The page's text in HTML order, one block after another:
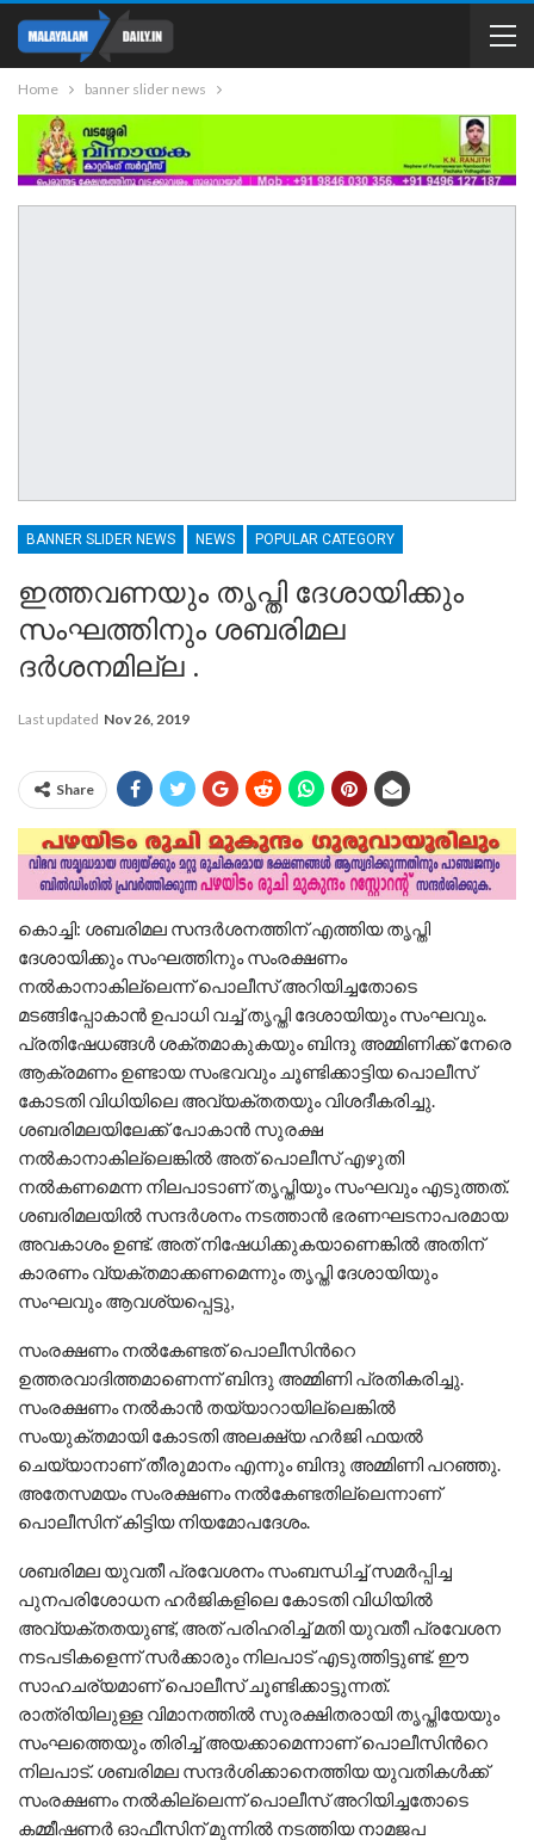
Home banner slider news
BANNER SLIDER NEWS NEWS POPULAR CATEGORY
ഇത്തവണയും തൃപ്തി ദേശായിക്കും
സംഘത്തിനും ശബരിമല
ദര്‍ശനമില്ല .
Last updated Nov 26, 2019
Share
കൊച്ചി: ശബരിമല സന്ദര്‍ശനത്തിന് എത്തിയ തൃപ്തി
ദേശായിക്കും സംഘത്തിനും സംരക്ഷണം
നൽകാനാകില്ലെന്ന് പൊലീസ് അറിയിച്ചതോടെ
മടങ്ങിപ്പോകാൻ ഉപാധി വച്ച് തൃപ്തി ദേശായിയും സംഘവും.
പ്രതിഷേധങ്ങൾ ശക്തമാകുകയും ബിന്ദു അമ്മിണിക്ക് നേരെ
ആക്രമണം ഉണ്ടായ സംഭവവും ചൂണ്ടിക്കാട്ടിയ പൊലീസ്
കോടതി വിധിയിലെ അവ്യക്തതയും വിശദീകരിച്ചു.
ശബരിമലയിലേക്ക് പോകാൻ സുരക്ഷ
നൽകാനാകില്ലെങ്കിൽ അത് പൊലീസ് എഴുതി
നൽകണമെന്ന നിലപാടാണ് തൃപ്തിയും സംഘവും എടുത്തത്.
ശബരിമലയിൽ സന്ദര്‍ശനം നടത്താൻ ഭരണഘടനാപരമായ
അവകാശം ഉണ്ട്. അത് നിഷേധിക്കുകയാണെങ്കിൽ അതിന്
കാരണം വ്യക്തമാക്കണമെന്നും തൃപ്തി ദേശായിയും
സംഘവും ആവശ്യപ്പെട്ടു,
സംരക്ഷണം നൽകേണ്ടത് പൊലീസിന്‍റെ
ഉത്തരവാദിത്തമാണെന്ന് ബിന്ദു അമ്മിണി പ്രതികരിച്ചു.
സംരക്ഷണം നൽകാൻ തയ്യാറായില്ലെങ്കിൽ
സംയുക്തമായി കോടതി അലക്ഷ്യ ഹര്‍ജി ഫയൽ
ചെയ്യാനാണ് തീരുമാനം എന്നും ബിന്ദു അമ്മിണി പറഞ്ഞു.
അതേസമയം സംരക്ഷണം നൽകേണ്ടതില്ലെന്നാണ്
പൊലീസിന് കിട്ടിയ നിയമോപദേശം.
ശബരിമല യുവതീ പ്രവേശനം സംബന്ധിച്ച് സമര്‍പ്പിച്ച
പുനപരിശോധന ഹര്‍ജികളിലെ കോടതി വിധിയിൽ
അവ്യക്തതയുണ്ട്, അത് പരിഹരിച്ച് മതി യുവതീ പ്രവേശന
നടപടികളെന്ന് സര്‍ക്കാരും നിലപാട് എടുത്തിട്ടുണ്ട്. ഈ
സാഹചര്യമാണ് പൊലീസ് ചൂണ്ടിക്കാട്ടുന്നത്.
രാത്രിയിലുള്ള വിമാനത്തിൽ സുരക്ഷിതരായി തൃപ്തിയേയും
സംഘത്തെയും തിരിച്ച് അയക്കാമെന്നാണ് പൊലീസിന്‍റെ
നിലപാട്. ശബരിമല സന്ദര്‍ശിക്കാനെത്തിയ യുവതികൾക്ക്
സംരക്ഷണം നൽകില്ലെന്ന് പൊലീസ് അറിയിച്ചതോടെ
കമ്മീഷണര്‍ ഓഫീസിന് മുന്നിൽ നടത്തിയ നാമജപ